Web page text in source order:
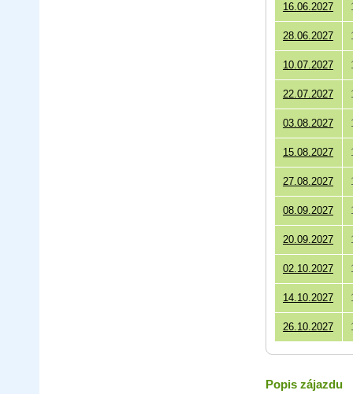
16.06.2027
28.06.2027
10.07.2027
22.07.2027
03.08.2027
15.08.2027
27.08.2027
08.09.2027
20.09.2027
02.10.2027
14.10.2027
26.10.2027
Popis zájazdu